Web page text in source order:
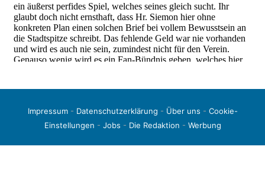
Impressum- Datenschutzerklärung - Über uns - Cookie-
Einstellungen - Jobs - Die Redaktion - Werbung